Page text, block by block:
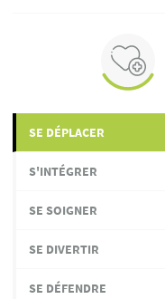
SE DÉPLACER
S'INTÉGRER
SE SOIGNER
SE DIVERTIR
SE DÉFENDRE